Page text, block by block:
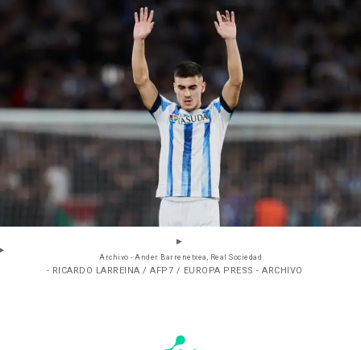
Archivo - Ander Barrenetxea, Real Sociedad
- RICARDO LARREINA / AFP7 / EUROPA PRESS - ARCHIVO